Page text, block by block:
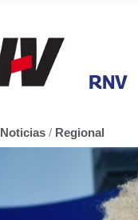
RNV
Noticias / Regional